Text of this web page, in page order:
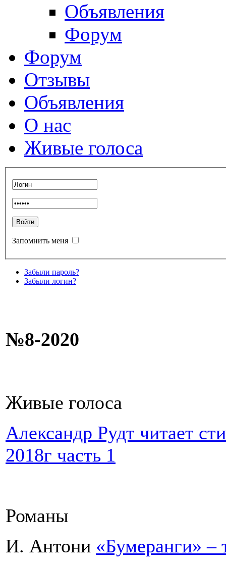
Объявления
Форум
Форум
Отзывы
Объявления
О нас
Живые голоса
Запомнить меня
Забыли пароль?
Забыли логин?
№8-2020
Живые голоса
Александр Рудт читает
2018г часть 1
Романы
И. Антони «Бумеранги» –